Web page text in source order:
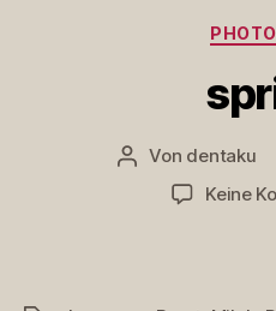
Beitragsautor
Von dentaku
Keine